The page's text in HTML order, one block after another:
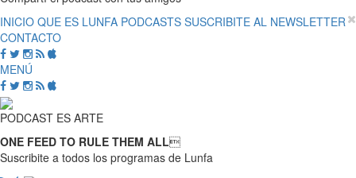
INICIO QUE ES LUNFA PODCASTS SUSCRIBITE AL NEWSLETTER
CONTACTO
MENÚ
PODCAST ES ARTE
ONE FEED TO RULE THEM ALL
Suscribite a todos los programas de Lunfa